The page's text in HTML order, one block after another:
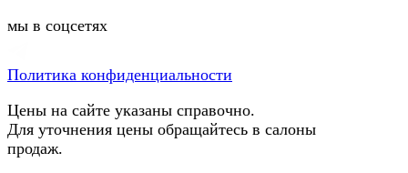
мы в соцсетях
Политика конфиденциальности
Цены на сайте указаны справочно.
Для уточнения цены обращайтесь в салоны
продаж.